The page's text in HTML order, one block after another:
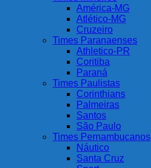
América-MG
Atlético-MG
Cruzeiro
Times Paranaenses
Athletico-PR
Coritiba
Paraná
Times Paulistas
Corinthians
Palmeiras
Santos
São Paulo
Times Pernambucanos
Náutico
Santa Cruz